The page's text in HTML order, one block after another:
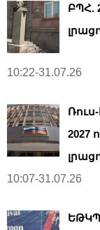
ԲՊՀ.
10:22-31.07.26
2027
10:07-31.07.26